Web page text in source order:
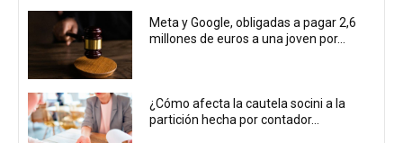
Meta y Google, obligadas a pagar 2,6
millones de euros a una joven por...
¿Cómo afecta la cautela socini a la
partición hecha por contador...